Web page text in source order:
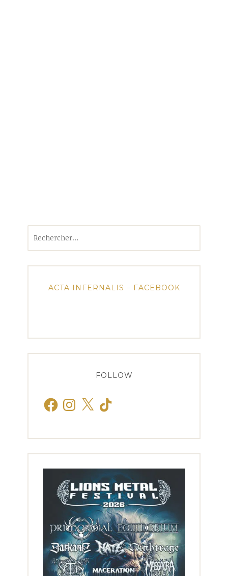
ACTA INFERNALIS – FACEBOOK
FOLLOW
FacebookInstagram
X TikTok